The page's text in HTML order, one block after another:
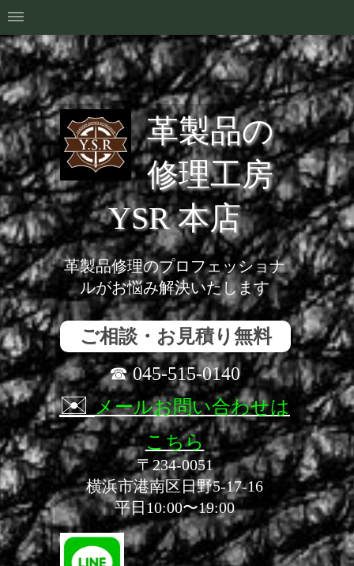
革製品の
修理工房
YSR 本店
革製品修理のプロフェッショナ
ルがお悩み解決いたします
ご相談・お見積り無料
☎ 045-515-0140
✉️メールお問い合わせは
こちら
〒234-0051
横浜市港南区日野5-17-16
平日10:00〜19:00